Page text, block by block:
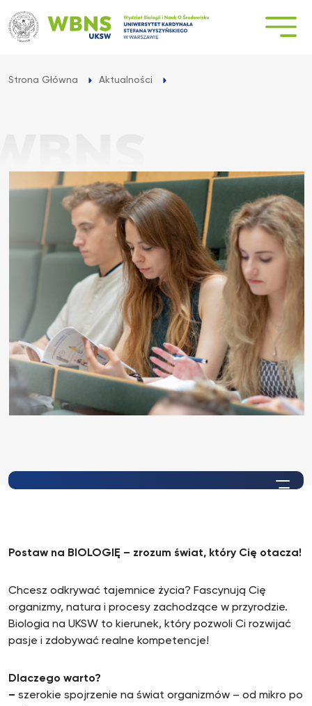
do
treści
Strona Główna Aktualności
Postaw na BIOLOGIĘ – zrozum świat, który Cię otacza!
Chcesz odkrywać tajemnice życia? Fascynują Cię
organizmy, natura i procesy zachodzące w przyrodzie.
Biologia na UKSW to kierunek, który pozwoli Ci rozwijać
pasje i zdobywać realne kompetencje!
Dlaczego warto?
– szerokie spojrzenie na świat organizmów – od mikro po